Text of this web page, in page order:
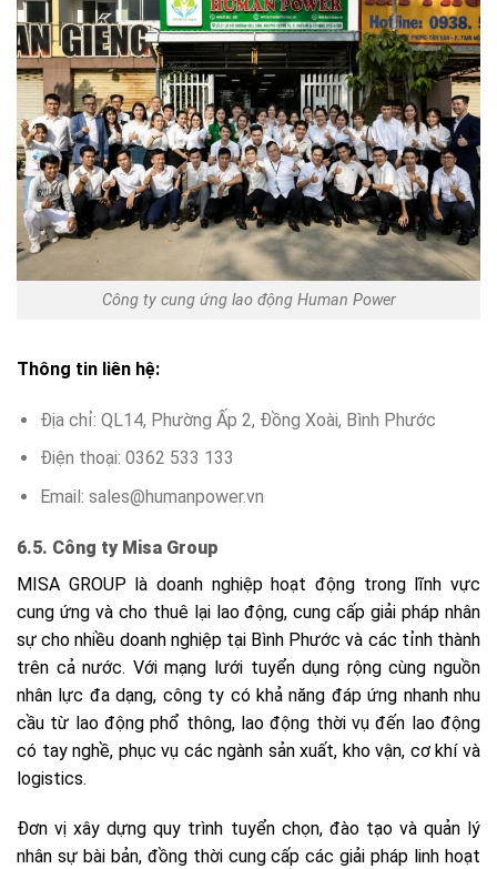
Công ty cung ứng lao động Human Power
Thông tin liên hệ:
Địa chỉ: QL14, Phường Ấp 2, Đồng Xoài, Bình Phước
Điện thoại: 0362 533 133
Email: sales@humanpower.vn
6.5. Công ty Misa Group
MISA GROUP là doanh nghiệp hoạt động trong lĩnh vực
cung ứng và cho thuê lại lao động, cung cấp giải pháp nhân
sự cho nhiều doanh nghiệp tại Bình Phước và các tỉnh thành
trên cả nước. Với mạng lưới tuyển dụng rộng cùng nguồn
nhân lực đa dạng, công ty có khả năng đáp ứng nhanh nhu
cầu từ lao động phổ thông, lao động thời vụ đến lao động
có tay nghề, phục vụ các ngành sản xuất, kho vận, cơ khí và
logistics.
Đơn vị xây dựng quy trình tuyển chọn, đào tạo và quản lý
nhân sự bài bản, đồng thời cung cấp các giải pháp linh hoạt